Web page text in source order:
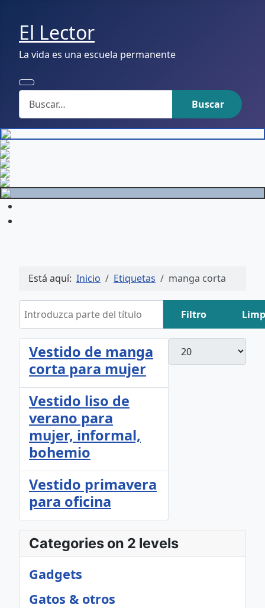
El Lector
La vida es una escuela permanente
Buscar
Buscar
Está aquí: Inicio Etiquetas manga corta
Filtro
Vestido de manga
corta para mujer
Vestido liso de
verano para
mujer, informal,
bohemio
Vestido primavera
para oficina
Categories on 2 levels
Gadgets
Gatos & otros